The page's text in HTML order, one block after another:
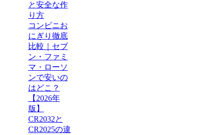
と安全な作
り方
コンビニお
にぎり徹底
比較｜セブ
ン・ファミ
マ・ローソ
ンで安いの
はどこ？
【2026年
版】
CR2032と
CR2025の違